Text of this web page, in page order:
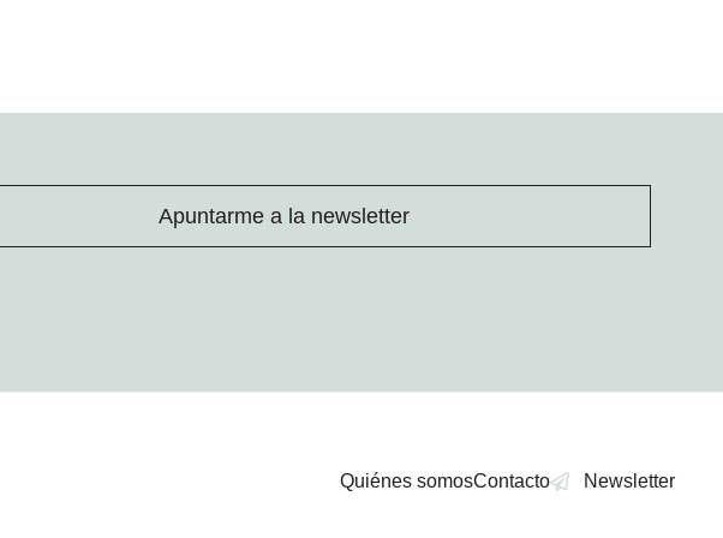
Apuntarme a la newsletter
Quiénes somosContacto Newsletter